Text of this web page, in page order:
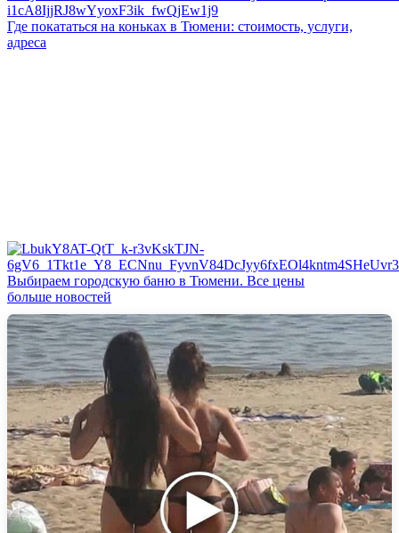
Где покататься на коньках в Тюмени: стоимость, услуги,
адреса
Выбираем городскую баню в Тюмени. Все цены
больше новостей